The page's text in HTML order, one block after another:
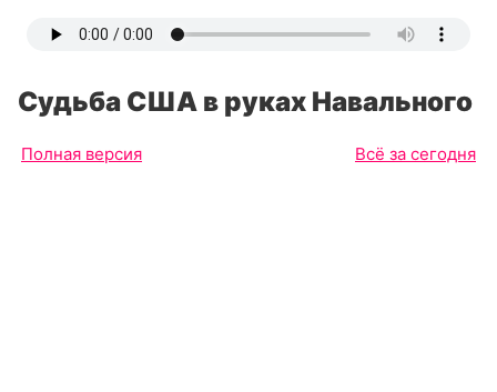
Судьба США в руках Навального
Полная версия Всё за сегодня